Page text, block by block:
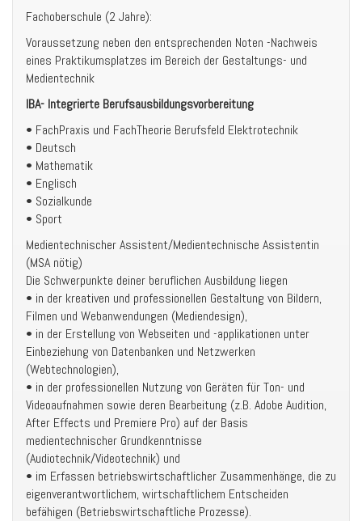
Fachoberschule (2 Jahre):
Voraussetzung neben den entsprechenden Noten -Nachweis
eines Praktikumsplatzes im Bereich der Gestaltungs- und
Medientechnik
IBA- Integrierte Berufsausbildungsvorbereitung
• FachPraxis und FachTheorie Berufsfeld Elektrotechnik
• Deutsch
• Mathematik
• Englisch
• Sozialkunde
• Sport
Medientechnischer Assistent/Medientechnische Assistentin
(MSA nötig)
Die Schwerpunkte deiner beruflichen Ausbildung liegen
• in der kreativen und professionellen Gestaltung von Bildern,
Filmen und Webanwendungen (Mediendesign),
• in der Erstellung von Webseiten und -applikationen unter
Einbeziehung von Datenbanken und Netzwerken
(Webtechnologien),
• in der professionellen Nutzung von Geräten für Ton- und
Videoaufnahmen sowie deren Bearbeitung (z.B. Adobe Audition,
After Effects und Premiere Pro) auf der Basis
medientechnischer Grundkenntnisse
(Audiotechnik/Videotechnik) und
• im Erfassen betriebswirtschaftlicher Zusammenhänge, die zu
eigenverantwortlichem, wirtschaftlichem Entscheiden
befähigen (Betriebswirtschaftliche Prozesse).